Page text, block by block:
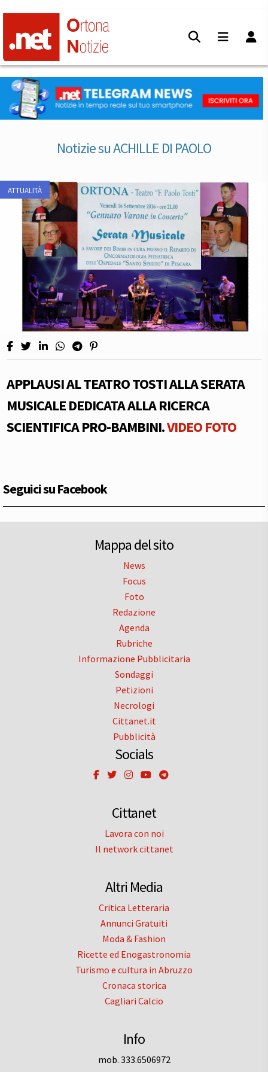
Notizie su ACHILLE DI PAOLO
ATTUALITÀ
APPLAUSI AL TEATRO TOSTI ALLA SERATA
MUSICALE DEDICATA ALLA RICERCA
SCIENTIFICA PRO-BAMBINI.VIDEOFOTO
Seguici su Facebook
Mappa del sito
News
Focus
Foto
Redazione
Agenda
Rubriche
Informazione Pubblicitaria
Sondaggi
Petizioni
Necrologi
Cittanet.it
Pubblicità
Socials
Cittanet
Lavora con noi
Il network cittanet
Altri Media
Critica Letteraria
Annunci Gratuiti
Moda & Fashion
Ricette ed Enogastronomia
Turismo e cultura in Abruzzo
Cronaca storica
Cagliari Calcio
Info
mob. 333.6506972